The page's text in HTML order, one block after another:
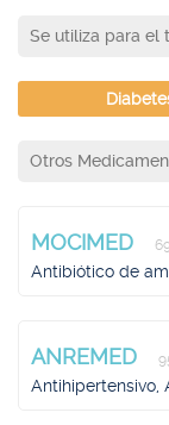
Se utiliza para el
Otros
MOCIMED
Antibiótico de
ANREMED
Antihipertensivo,